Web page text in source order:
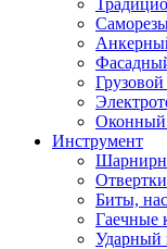
Оконный
Инструмент
Отвертки
Биты,
Гаечные
Ударный